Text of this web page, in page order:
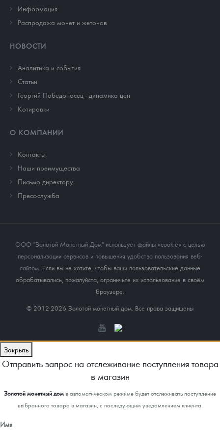
Информация
Распродажа монет и жетонов
НОВОСТИ
Аналитика и события
Cтатьи
Георгий Победоносец - динамика цен
Котировки
О КОМПАНИИ
Контакты
Наши преимущества
Письмо директору
Пресс-служба
ООО "Золотой Монетный Дом" использует файлы «cookie» с целью
персонализации сервисов и повышения удобства пользования веб-
сайтом. Если вы не хотите, чтобы ваши пользовательские данные
обрабатывались, пожалуйста, ограничьте их использование в своём
браузере.
© 2012-2026 Золотой монетный дом. Все права защищены
Закрыть
Отправить запрос на отслеживание поступления товара
в магазин
Золотой монетный домв автоматическом режиме будет отслеживать поступление
выбранного товара в магазин, с последующим уведомлением клиента.
Имя